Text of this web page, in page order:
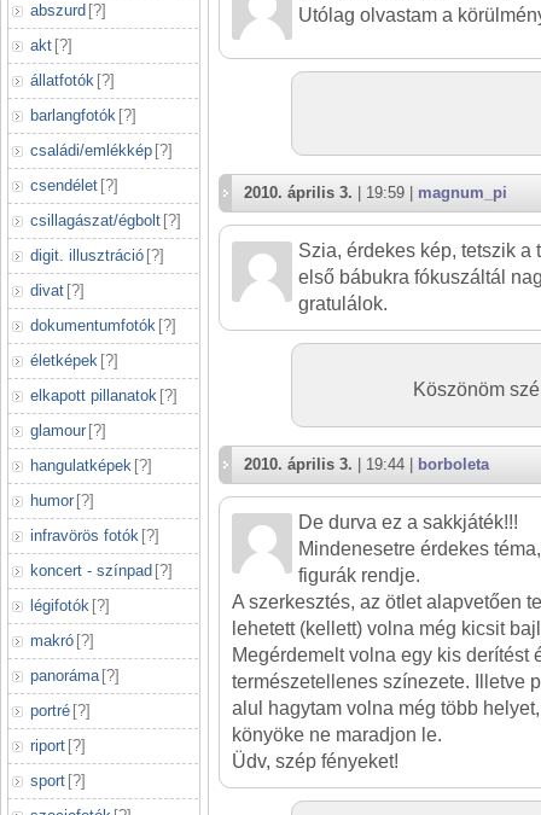
abszurd [?]
akt [?]
állatfotók [?]
barlangfotók [?]
családi/emlékkép [?]
csendélet [?]
csillagászat/égbolt [?]
digit. illusztráció [?]
divat [?]
dokumentumfotók [?]
életképek [?]
elkapott pillanatok [?]
glamour [?]
hangulatképek [?]
humor [?]
infravörös fotók [?]
koncert - színpad [?]
légifotók [?]
makró [?]
panoráma [?]
portré [?]
riport [?]
sport [?]
Utólag olvastam a
2010. április 3. | 19:59 | magnum_pi
Szia, érdekes kép, tetszik a
első bábukra fókuszáltál
gratulálok.
Köszönöm
2010. április 3. | 19:44 | borboleta
De durva ez a sakkjáték!!!
Mindenesetre érdekes
figurák rendje.
A szerkesztés, az ötlet alapvetően
lehetett (kellett) volna még kicsit
Megérdemelt volna egy kis derítést
természetellenes színezete. Illetve
alul hagytam volna még több
könyöke ne maradjon le.
Üdv, szép fényeket!